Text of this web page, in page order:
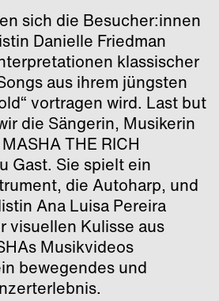
sich die Besucher:innen
Danielle Friedman
klassischer
aus ihrem jüngsten
vortragen wird. Last but
die Sängerin, Musikerin
THE RICH
Gast. Sie spielt ein
die Autoharp, und
Ana Luisa Pereira
visuellen Kulisse aus
Musikvideos
bewegendes und